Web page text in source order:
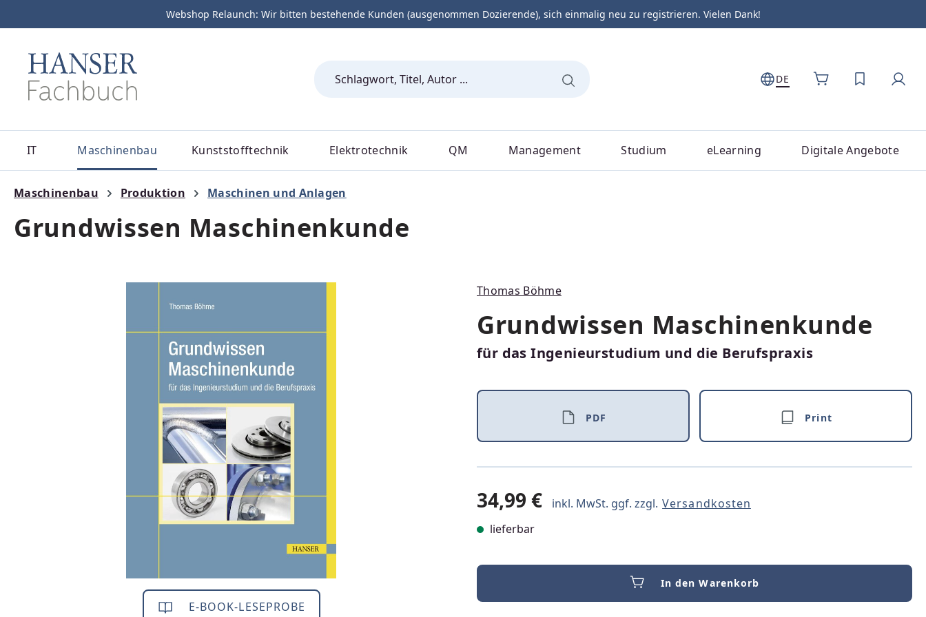
Zur Hauptnavigation springenWebshop Relaunch: Wir bitten bestehende Kunden (ausgenommen Dozierende), sich einmalig neu zu registrieren. Vielen Dank!
DE DU HAST 0
IT Maschinenbau Kunststofftechnik Elektrotechnik QM Management Studium eLearning Digitale Angebote
Maschinenbau Produktion Maschinen und Anlagen
Grundwissen Maschinenkunde
E-BOOK-LESEPROBE
Thomas Böhme
Grundwissen Maschinenkunde
für das Ingenieurstudium und die Berufspraxis
PDF Print
34,99 € inkl. MwSt. ggf. zzgl. Versandkosten
lieferbar
In den Warenkorb